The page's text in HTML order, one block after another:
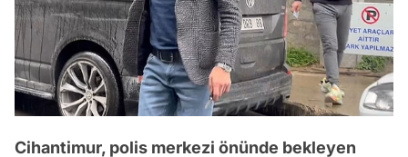
Cihantimur, polis merkezi önünde bekleyen